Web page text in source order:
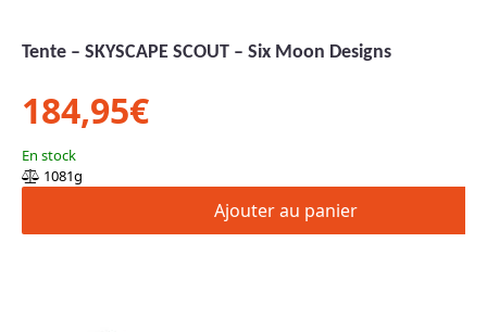
Tente – SKYSCAPE SCOUT – Six Moon Designs
184,95€
En stock
1081g
Ajouter au panier